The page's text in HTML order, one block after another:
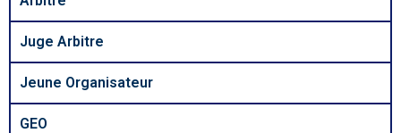
Juge Arbitre
Jeune Organisateur
GEO